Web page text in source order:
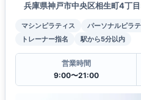
兵庫県神戸市中央区相生町4丁
マシンピラティス パーソナルピラ
トレーナー指名
駅から5分以内
営業時間
9:00〜21:00